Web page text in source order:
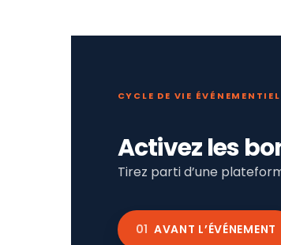
CYCLE DE VIE ÉVÉNEMENTIEL
Activez les
Tirez parti d’une
01 AVANT L’ÉVÉNEMENT